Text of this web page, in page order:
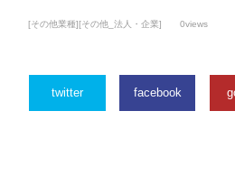
[その他業種][その他_法人・企業] 0views
twitter facebook